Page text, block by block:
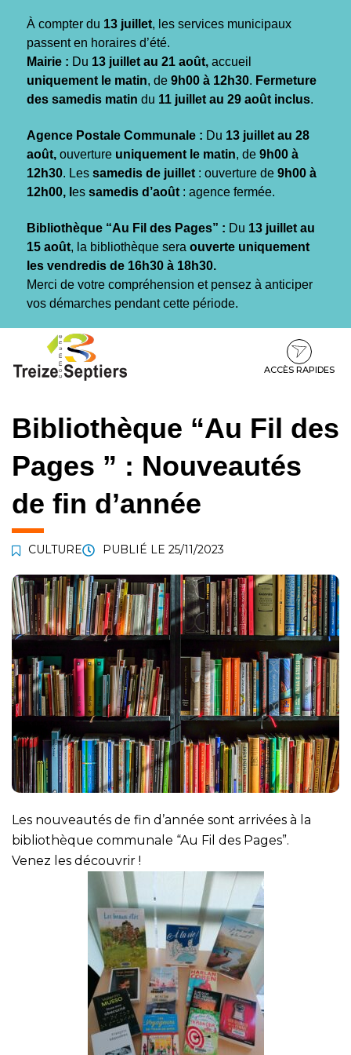
À compter du 13 juillet, les services municipaux
passent en horaires d’été.
Mairie : Du 13 juillet au 21 août, accueil
uniquement le matin, de 9h00 à 12h30. Fermeture
des samedis matin du 11 juillet au 29 août inclus.
Agence Postale Communale : Du 13 juillet au 28
août, ouverture uniquement le matin, de 9h00 à
12h30. Les samedis de juillet : ouverture de 9h00 à
12h00, l es samedis d’août : agence fermée.
Bibliothèque “Au Fil des Pages” : Du 13 juillet au
15 août, la bibliothèque sera ouverte uniquement
les vendredis de 16h30 à 18h30.
Merci de votre compréhension et pensez à anticiper
vos démarches pendant cette période.
contenu
pied
ACCÈS RAPIDES
Bibliothèque “Au Fil des
Pages ” : Nouveautés
de fin d’année
CULTURE PUBLIÉ LE 25/11/2023
Les nouveautés de fin d’année sont arrivées à la
bibliothèque communale “Au Fil des Pages”.
Venez les découvrir !